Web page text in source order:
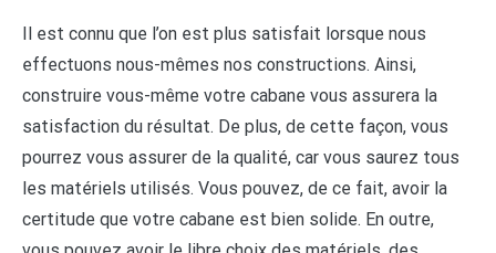
Il est connu que l’on est plus satisfait lorsque nous
effectuons nous-mêmes nos constructions. Ainsi,
construire vous-même votre cabane vous assurera la
satisfaction du résultat. De plus, de cette façon, vous
pourrez vous assurer de la qualité, car vous saurez tous
les matériels utilisés. Vous pouvez, de ce fait, avoir la
certitude que votre cabane est bien solide. En outre,